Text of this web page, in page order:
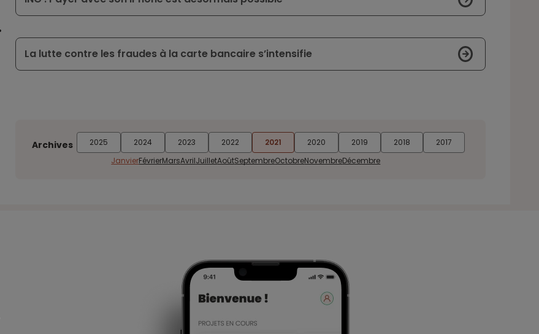
La lutte contre les fraudes à la carte bancaire s’intensifie
Archives 2025 2024 2023 2022 2021 2020 2019 2018
2017
JanvierFévrierMarsAvrilJuilletAoûtSeptembreOctobreNovembreDécembre